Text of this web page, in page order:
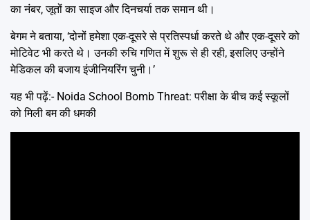
का नंबर, जूतों का साइज और दिनचर्या तक समान थी।
बेगम ने बताया, ‘दोनों हमेशा एक-दूसरे से प्रतिस्पर्धा करते थे और एक-दूसरे को
मोटिवेट भी करते थे। उनकी रुचि गणित में शुरू से ही रही, इसलिए उन्होंने
मेडिकल की बजाय इंजीनियरिंग चुनी।’
यह भी पढ़ें:- Noida School Bomb Threat: परीक्षा के बीच कई स्कूलों
को मिली बम की धमकी